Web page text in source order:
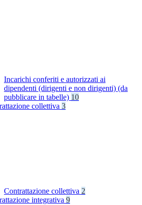
Incarichi conferiti e autorizzati ai
dipendenti (dirigenti e non dirigenti) (da
pubblicare in tabelle) 10
collettiva 3
Contrattazione collettiva 2
integrativa 9